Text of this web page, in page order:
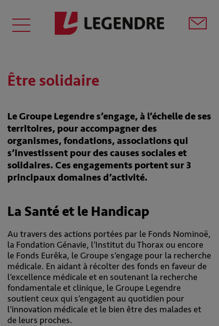
Être solidaire
Le Groupe Legendre s’engage, à l’échelle de ses
territoires, pour accompagner des
organismes, fondations, associations qui
s’investissent pour des causes sociales et
solidaires. Ces engagements portent sur 3
principaux domaines d’activité.
La Santé et le Handicap
Au travers des actions portées par le Fonds Nominoë,
la Fondation Génavie, l’Institut du Thorax ou encore
le Fonds Eurêka, le Groupe s’engage pour la recherche
médicale. En aidant à récolter des fonds en faveur de
l’excellence médicale et en soutenant la recherche
fondamentale et clinique, le Groupe Legendre
soutient ceux qui s’engagent au quotidien pour
l’innovation médicale et le bien être des malades et
de leurs proches.